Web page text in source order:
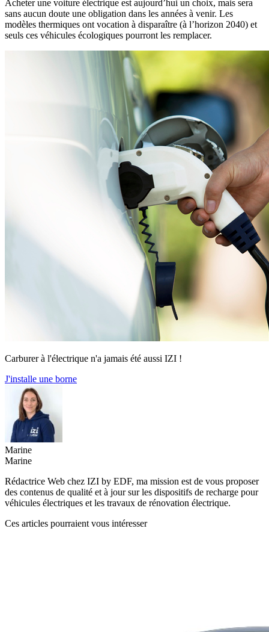
Acheter une voiture électrique est aujourd’hui un choix, mais sera
sans aucun doute une obligation dans les années à venir. Les
modèles thermiques ont vocation à disparaître (à l’horizon 2040) et
seuls ces véhicules écologiques pourront les remplacer.
Carburer à l'électrique n'a jamais été aussi IZI !
J'installe une borne
Marine
Marine
Rédactrice Web chez IZI by EDF, ma mission est de vous proposer
des contenus de qualité et à jour sur les dispositifs de recharge pour
véhicules électriques et les travaux de rénovation électrique.
Ces articles pourraient vous intéresser